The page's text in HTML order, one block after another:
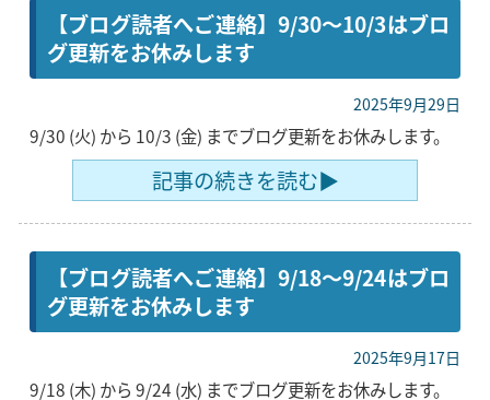
【ブログ読者へご連絡】9/30〜10/3はブロ
グ更新をお休みします
2025年9月29日
9/30 (火) から 10/3 (金) までブログ更新をお休みします。
記事の続きを読む▶
【ブログ読者へご連絡】9/18〜9/24はブロ
グ更新をお休みします
2025年9月17日
9/18 (木) から 9/24 (水) までブログ更新をお休みします。